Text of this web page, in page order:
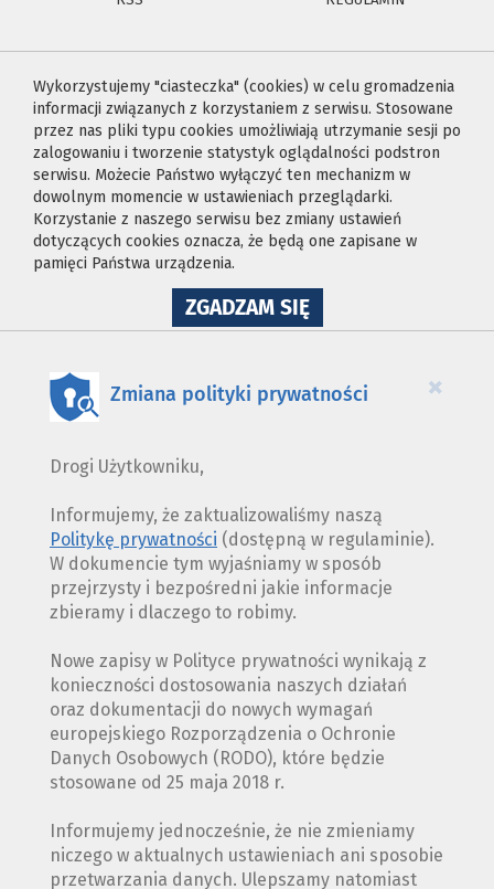
Wykorzystujemy "ciasteczka" (cookies) w celu gromadzenia
informacji związanych z korzystaniem z serwisu. Stosowane
przez nas pliki typu cookies umożliwiają utrzymanie sesji po
zalogowaniu i tworzenie statystyk oglądalności podstron
serwisu. Możecie Państwo wyłączyć ten mechanizm w
dowolnym momencie w ustawieniach przeglądarki.
Korzystanie z naszego serwisu bez zmiany ustawień
dotyczących cookies oznacza, że będą one zapisane w
pamięci Państwa urządzenia.
ZGADZAM SIĘNA
WYKORZYSTANIE
×
Zmiana polityki prywatności
Drogi Użytkowniku,
Informujemy, że zaktualizowaliśmy naszą
Politykę prywatności (dostępną w regulaminie).
W dokumencie tym wyjaśniamy w sposób
przejrzysty i bezpośredni jakie informacje
zbieramy i dlaczego to robimy.
Nowe zapisy w Polityce prywatności wynikają z
konieczności dostosowania naszych działań
oraz dokumentacji do nowych wymagań
europejskiego Rozporządzenia o Ochronie
Danych Osobowych (RODO), które będzie
stosowane od 25 maja 2018 r.
Informujemy jednocześnie, że nie zmieniamy
niczego w aktualnych ustawieniach ani sposobie
przetwarzania danych. Ulepszamy natomiast